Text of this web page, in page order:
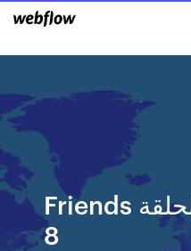
Friends الموسم الاول الحلقة
8